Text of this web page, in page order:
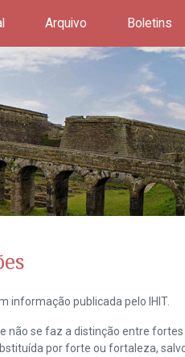
Arquivo Boletins
informação publicada pelo IHIT.
não se faz a distinção entre
por forte ou fortaleza,